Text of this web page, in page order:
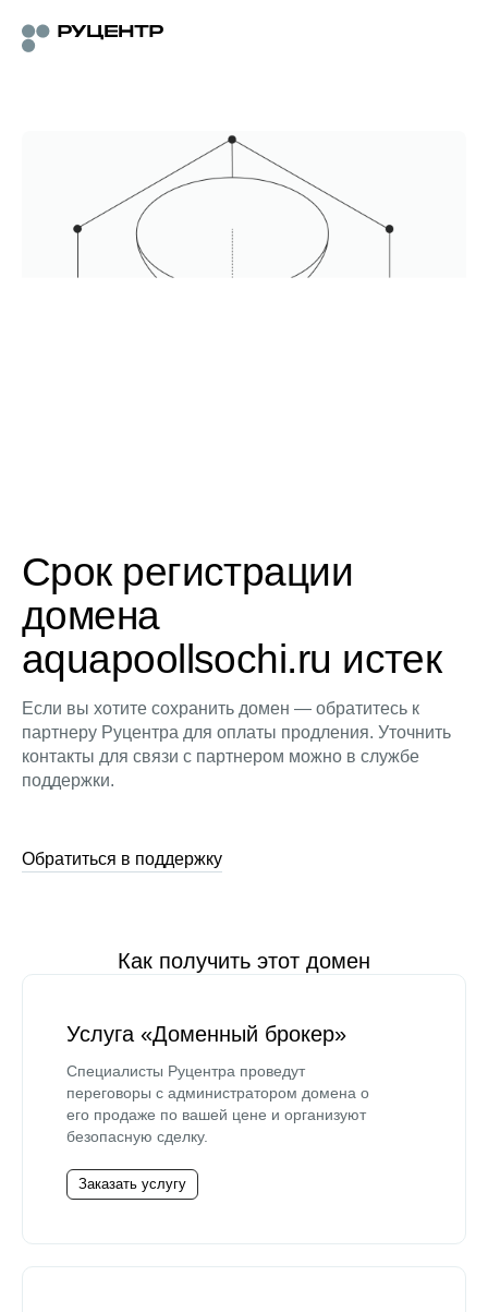
Срок регистрации
домена
aquapoollsochi.ru истек
Если вы хотите сохранить домен — обратитесь к
партнеру Руцентра для оплаты продления. Уточнить
контакты для связи с партнером можно в службе
поддержки.
Обратиться в поддержку
Как получить этот домен
Услуга «Доменный брокер»
Специалисты Руцентра проведут
переговоры с администратором домена о
его продаже по вашей цене и организуют
безопасную сделку.
Заказать услугу